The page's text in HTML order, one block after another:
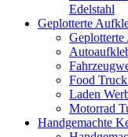
Edelstahl
Geplotterte
Geplotterte
Food
Laden
Motorrad
Handgemachte